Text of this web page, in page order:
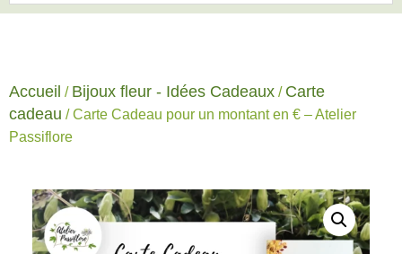
Accueil / Bijoux fleur - Idées Cadeaux / Carte
cadeau / Carte Cadeau pour un montant en € – Atelier
Passiflore